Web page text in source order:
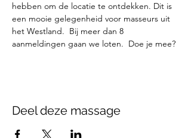
hebben om de locatie te ontdekken. Dit is
een mooie gelegenheid voor masseurs uit
het Westland.  Bij meer dan 8
aanmeldingen gaan we loten.  Doe je mee?
Deel deze massage